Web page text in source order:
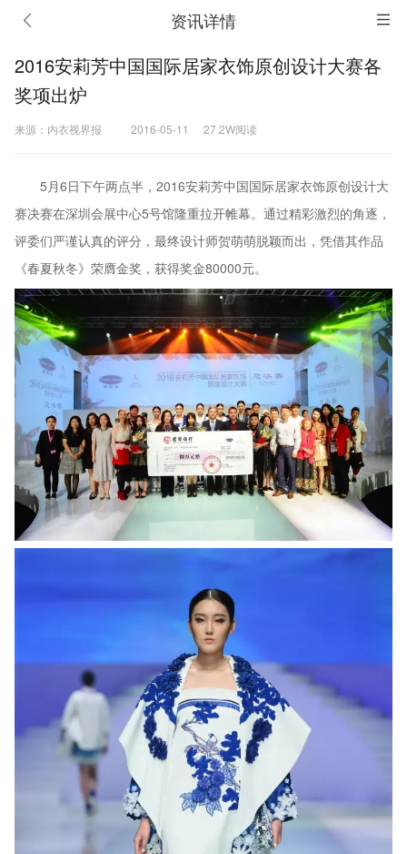
资讯详情
2016安莉芳中国国际居家衣饰原创设计大赛各
奖项出炉
来源：内衣视界报 2016-05-11 27.2W阅读
5月6日下午两点半，2016安莉芳中国国际居家衣饰原创设计大
赛决赛在深圳会展中心5号馆隆重拉开帷幕。通过精彩激烈的角逐，
评委们严谨认真的评分，最终设计师贺萌萌脱颖而出，凭借其作品
《春夏秋冬》荣膺金奖，获得奖金80000元。